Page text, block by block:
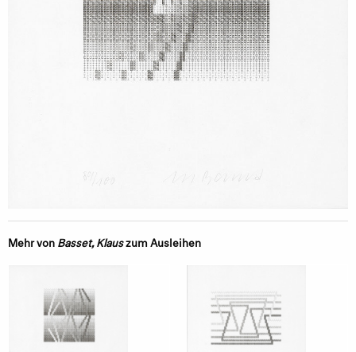
Mehr vonBasset, Klauszum Ausleihen